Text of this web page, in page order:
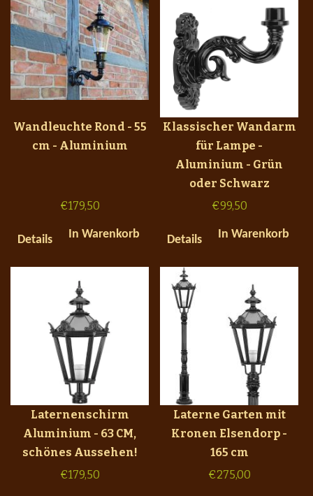
Wandleuchte Rond - 55
cm - Aluminium
€179,50
Details In Warenkorb
Klassischer Wandarm
für Lampe -
Aluminium - Grün
oder Schwarz
€99,50
Details In Warenkorb
Laternenschirm
Aluminium - 63 CM,
schönes Aussehen!
€179,50
Laterne Garten mit
Kronen Elsendorp -
165 cm
€275,00